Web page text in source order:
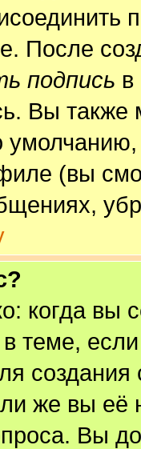
После
подпись
Вы также
(вы
когда вы
теме,
же вы её
Вы